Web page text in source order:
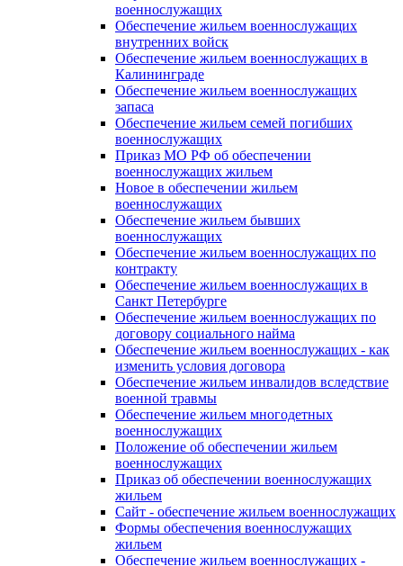
военнослужащих
Обеспечение жильем военнослужащих
внутренних войск
Обеспечение жильем военнослужащих в
Калининграде
Обеспечение жильем военнослужащих
запаса
Обеспечение жильем семей погибших
военнослужащих
Приказ МО РФ об обеспечении
военнослужащих жильем
Новое в обеспечении жильем
военнослужащих
Обеспечение жильем бывших
военнослужащих
Обеспечение жильем военнослужащих по
контракту
Обеспечение жильем военнослужащих в
Санкт Петербурге
Обеспечение жильем военнослужащих по
договору социального найма
Обеспечение жильем военнослужащих - как
изменить условия договора
Обеспечение жильем инвалидов вследствие
военной травмы
Обеспечение жильем многодетных
военнослужащих
Положение об обеспечении жильем
военнослужащих
Приказ об обеспечении военнослужащих
жильем
Сайт - обеспечение жильем военнослужащих
Формы обеспечения военнослужащих
жильем
Обеспечение жильем военнослужащих -